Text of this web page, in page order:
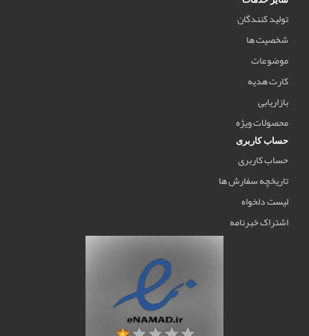
تولید کنندگان
شخصیت ها
موضوعات
کارت هدیه
بازاریابی
محصولات ویژه
حساب کاربری
حساب کاربری
تاریخچه سفارش ها
لیست دلخواه
اشتراک خبرنامه